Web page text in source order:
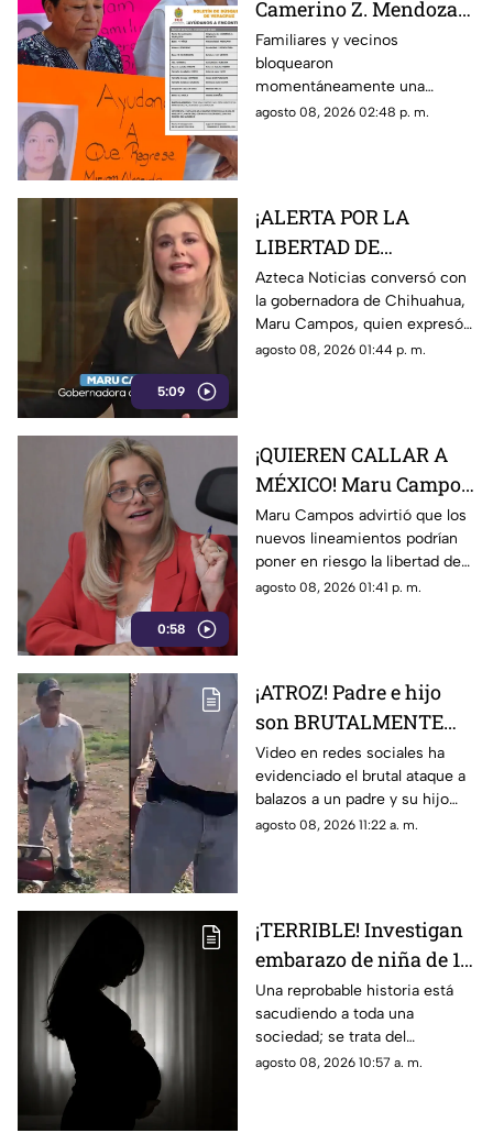
Camerino Z. Mendoza
por desaparición de
comerciante; ¿qué exige
su familia?
Familiares y vecinos
bloquearon
momentáneamente una
avenida de Camerino Z.
agosto 08, 2026 02:48 p. m.
5:09
¡ALERTA POR LA
LIBERTAD DE
EXPRESIÓN! Maru
Campos advierte
posibles riesgos por
nuevos lineamientos
Azteca Noticias conversó con
la gobernadora de Chihuahua,
Maru Campos, quien expresó
su preocupación por los
agosto 08, 2026 01:44 p. m.
0:58
¡QUIEREN CALLAR A
MÉXICO! Maru Campos
alerta por nuevos
lineamientos y posible
censura
Maru Campos advirtió que los
nuevos lineamientos podrían
poner en riesgo la libertad de
expresión y abrir la puerta a
agosto 08, 2026 01:41 p. m.
¡ATROZ! Padre e hijo
son BRUTALMENTE
atacados con arma en
riña; hay un MUERTO
(+VIDEO)
Video en redes sociales ha
evidenciado el brutal ataque a
balazos a un padre y su hijo
que dejó a un muerto; esto es
agosto 08, 2026 11:22 a. m.
¡TERRIBLE! Investigan
embarazo de niña de 11
años; esto se sabe
(+VIDEO)
Una reprobable historia está
sacudiendo a toda una
sociedad; se trata del
embarazo de una niña de 11
agosto 08, 2026 10:57 a. m.